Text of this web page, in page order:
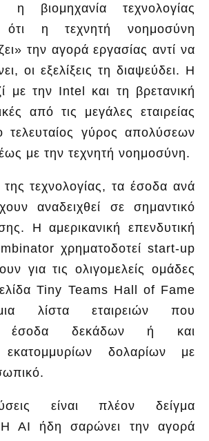
βιομηχανία τεχνολογίας
ότι η τεχνητή νοημοσύνη
την αγορά εργασίας αντί να
οι εξελίξεις τη διαψεύδει. Η
με την Intel και τη βρετανική
από τις μεγάλες εταιρείας
γύρος απολύσεων
με την τεχνητή νοημοσύνη.
τεχνολογίας, τα έσοδα ανά
αναδειχθεί σε σημαντικό
Η αμερικανική επενδυτική
χρηματοδοτεί start-up
για τις ολιγομελείς ομάδες
Tiny Teams Hall of Fame
λίστα εταιρειών που
έσοδα δεκάδων ή και
εκατομμυρίων δολαρίων με